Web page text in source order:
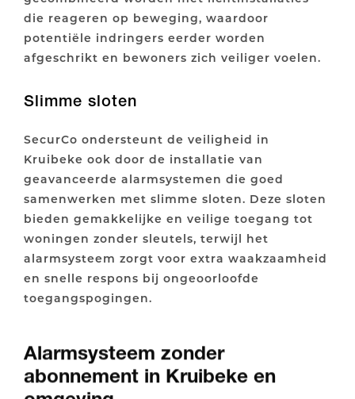
die reageren op beweging, waardoor
potentiële indringers eerder worden
afgeschrikt en bewoners zich veiliger voelen.
Slimme sloten
SecurCo ondersteunt de veiligheid in
Kruibeke ook door de installatie van
geavanceerde alarmsystemen die goed
samenwerken met slimme sloten. Deze sloten
bieden gemakkelijke en veilige toegang tot
woningen zonder sleutels, terwijl het
alarmsysteem zorgt voor extra waakzaamheid
en snelle respons bij ongeoorloofde
toegangspogingen.
Alarmsysteem zonder
abonnement in Kruibeke en